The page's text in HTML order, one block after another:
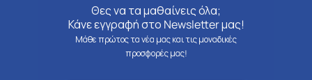
Θες να τα μαθαίνεις όλα;
Κάνε εγγραφή στο Newsletter μας!
Μάθε πρώτος τα νέα μας και τις μοναδικές
προσφορές μας!